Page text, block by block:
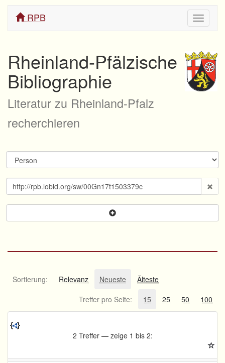
ein/
RPB
Rheinland-Pfälzische
Bibliographie
Literatur zu Rheinland-Pfalz
recherchieren
Sortierung: Relevanz Neueste
Älteste
Treffer pro Seite:
15 25 50 100
2 Treffer — zeige 1 bis 2: